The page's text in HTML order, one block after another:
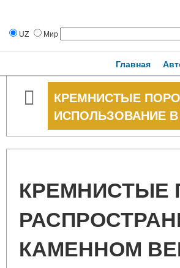
UZ Мир
Главная
КРЕМНИСТЫЕ
ИСПОЛЬЗОВАНИЕ
КРЕМНИСТЫЕ
КАМЕННОМ